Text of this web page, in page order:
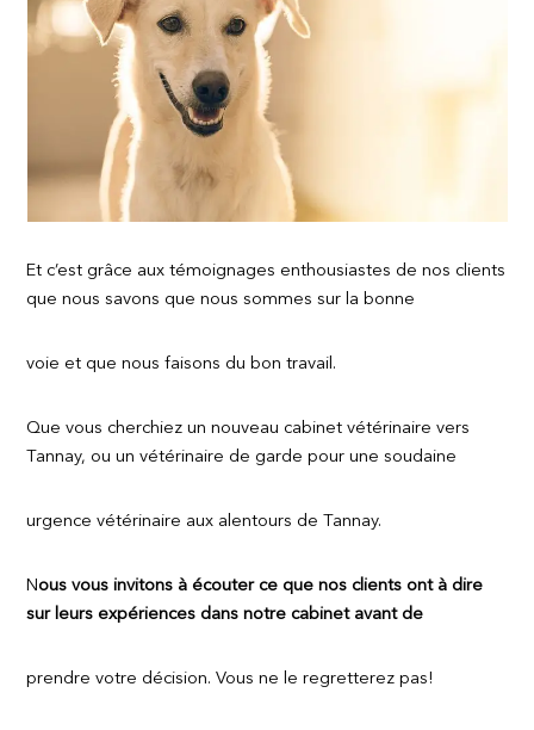
Et c’est grâce aux témoignages enthousiastes de nos clients
que nous savons que nous sommes sur la bonne
voie et que nous faisons du bon travail.
Que vous cherchiez un nouveau cabinet vétérinaire vers
Tannay, ou un vétérinaire de garde pour une soudaine
urgence vétérinaire aux alentours de Tannay.
Nous vous invitons à écouter ce que nos clients ont à dire
sur leurs expériences dans notre cabinet avant de
prendre votre décision. Vous ne le regretterez pas!